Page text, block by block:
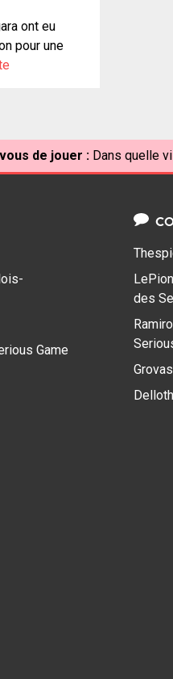
ont eu
pour une
de jouer : Dans quelle
Game
des
Ramiro
Delloth